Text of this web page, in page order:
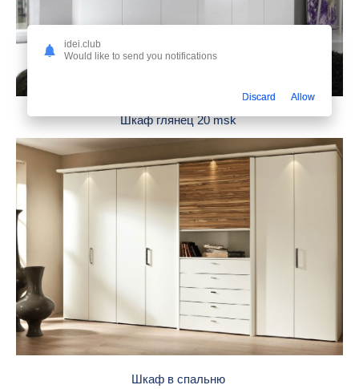
Шкаф глянец 20 msk
Шкаф в спальню
idei.club
Would like to send you notifications
Discard Allow